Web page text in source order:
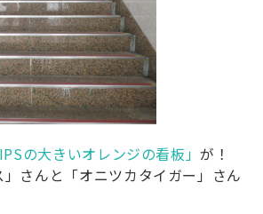
の大きいオレンジの看板」が！
さんと「オニツカタイガー」さん